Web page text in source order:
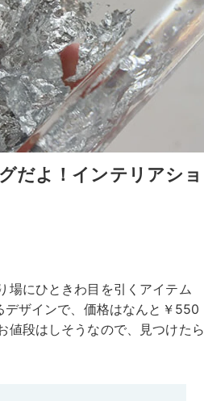
だよ！インテリアショ
場にひときわ目を引くアイテム
ザインで、価格はなんと￥550
値段はしそうなので、見つけたら